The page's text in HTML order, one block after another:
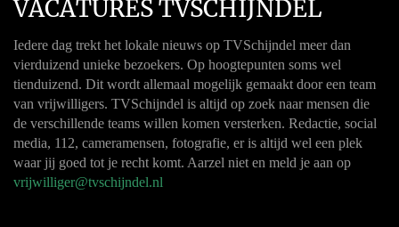
VACATURES TVSCHIJNDEL
Iedere dag trekt het lokale nieuws op TVSchijndel meer dan
vierduizend unieke bezoekers. Op hoogtepunten soms wel
tienduizend. Dit wordt allemaal mogelijk gemaakt door een team
van vrijwilligers. TVSchijndel is altijd op zoek naar mensen die
de verschillende teams willen komen versterken. Redactie, social
media, 112, cameramensen, fotografie, er is altijd wel een plek
waar jij goed tot je recht komt. Aarzel niet en meld je aan op
vrijwilliger@tvschijndel.nl